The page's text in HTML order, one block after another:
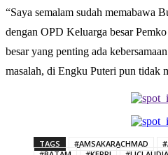
“Saya semalam sudah memabawa
dengan OPD Keluarga besar
besar yang penting ada
masalah, di Engku Puteri pun tidak
TAGS #AMSAKARACHMAD